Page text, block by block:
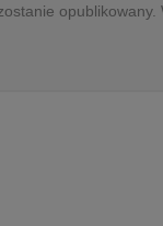
opublikowany.